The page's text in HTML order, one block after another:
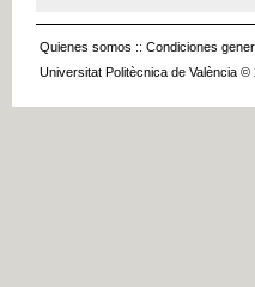
Quienes somos :: Condiciones
Universitat Politècnica de València ©